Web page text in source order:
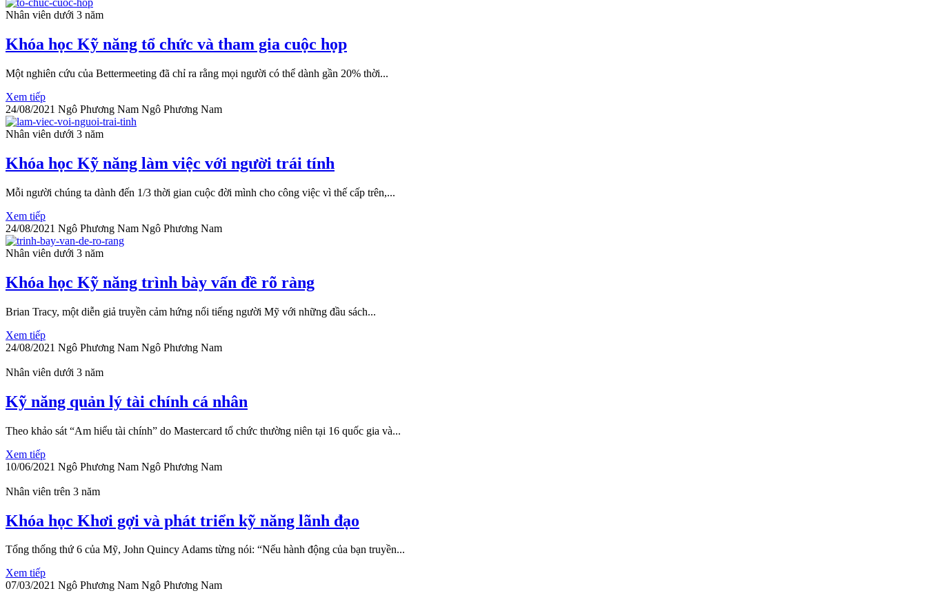
Nhân viên dưới 3 năm
Khóa học Kỹ năng tổ chức và tham gia cuộc họp
Một nghiên cứu của Bettermeeting đã chỉ ra rằng mọi người có thể dành gần 20% thời...
Xem tiếp
24/08/2021 Ngô Phương Nam Ngô Phương Nam
Nhân viên dưới 3 năm
Khóa học Kỹ năng làm việc với người trái tính
Mỗi người chúng ta dành đến 1/3 thời gian cuộc đời mình cho công việc vì thế cấp trên,...
Xem tiếp
24/08/2021 Ngô Phương Nam Ngô Phương Nam
Nhân viên dưới 3 năm
Khóa học Kỹ năng trình bày vấn đề rõ ràng
Brian Tracy, một diễn giả truyền cảm hứng nổi tiếng người Mỹ với những đầu sách...
Xem tiếp
24/08/2021 Ngô Phương Nam Ngô Phương Nam
Nhân viên dưới 3 năm
Kỹ năng quản lý tài chính cá nhân
Theo khảo sát “Am hiểu tài chính” do Mastercard tổ chức thường niên tại 16 quốc gia và...
Xem tiếp
10/06/2021 Ngô Phương Nam Ngô Phương Nam
Nhân viên trên 3 năm
Khóa học Khơi gợi và phát triển kỹ năng lãnh đạo
Tổng thống thứ 6 của Mỹ, John Quincy Adams từng nói: “Nếu hành động của bạn truyền...
Xem tiếp
07/03/2021 Ngô Phương Nam Ngô Phương Nam